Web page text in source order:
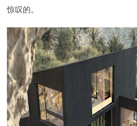
惊叹的。